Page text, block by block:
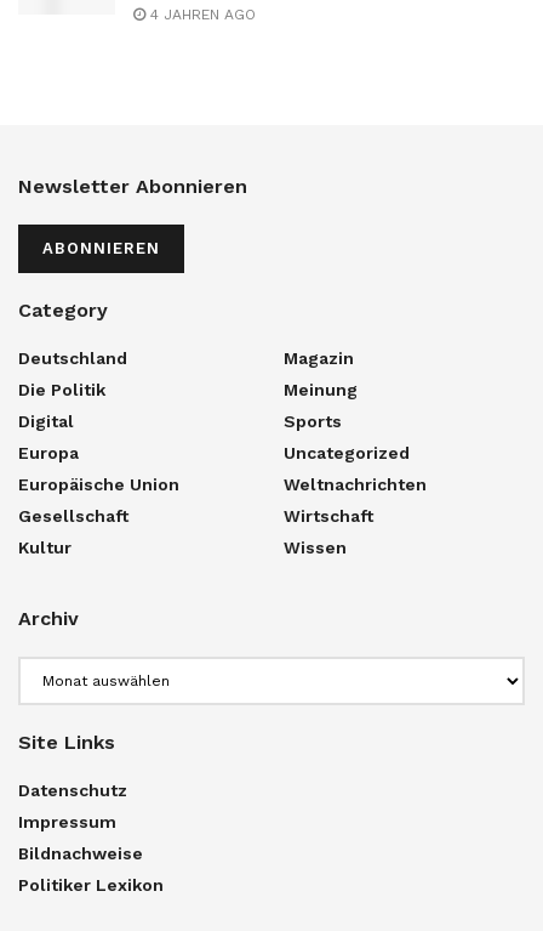
4 JAHREN AGO
Newsletter Abonnieren
ABONNIEREN
Category
Deutschland
Die Politik
Digital
Europa
Europäische Union
Gesellschaft
Kultur
Magazin
Meinung
Sports
Uncategorized
Weltnachrichten
Wirtschaft
Wissen
Archiv
Site Links
Datenschutz
Impressum
Bildnachweise
Politiker Lexikon